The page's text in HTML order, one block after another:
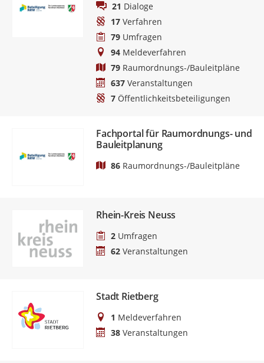
21 Dialoge
17 Verfahren
79 Umfragen
94 Meldeverfahren
79 Raumordnungs-/Bauleitpläne
637 Veranstaltungen
7 Öffentlichkeitsbeteiligungen
Fachportal für Raumordnungs- und
Bauleitplanung
86 Raumordnungs-/Bauleitpläne
Rhein-Kreis Neuss
2 Umfragen
62 Veranstaltungen
Stadt Rietberg
1 Meldeverfahren
38 Veranstaltungen